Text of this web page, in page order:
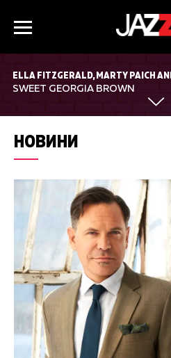
ELLA FITZGERALD, MARTY PAICH
SWEET GEORGIA BROWN
НОВИНИ